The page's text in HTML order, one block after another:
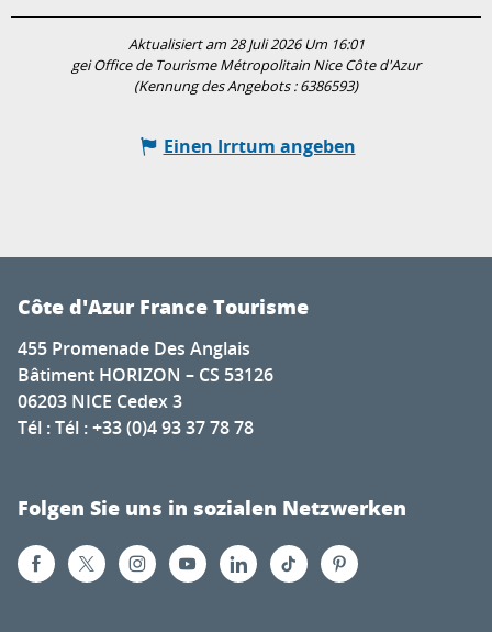
Aktualisiert am 28 Juli 2026 Um 16:01
gei Office de Tourisme Métropolitain Nice Côte d'Azur
(Kennung des Angebots :6386593)
Einen Irrtum angeben
Côte d'Azur France Tourisme
455 Promenade Des Anglais
Bâtiment HORIZON – CS 53126
06203 NICE Cedex 3
Tél : Tél : +33 (0)4 93 37 78 78
Folgen Sie uns in sozialen Netzwerken